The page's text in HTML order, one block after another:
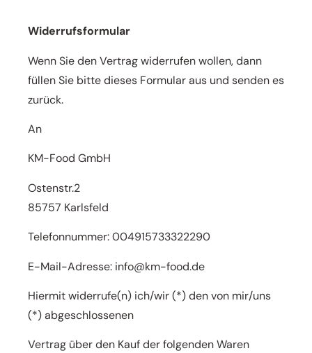
Widerrufsformular
Wenn Sie den Vertrag widerrufen wollen, dann
füllen Sie bitte dieses Formular aus und senden es
zurück.
An
KM-Food GmbH
Ostenstr.2
85757 Karlsfeld
Telefonnummer: 004915733322290
E-Mail-Adresse: info@km-food.de
Hiermit widerrufe(n) ich/wir (*) den von mir/uns
(*) abgeschlossenen
Vertrag über den Kauf der folgenden Waren